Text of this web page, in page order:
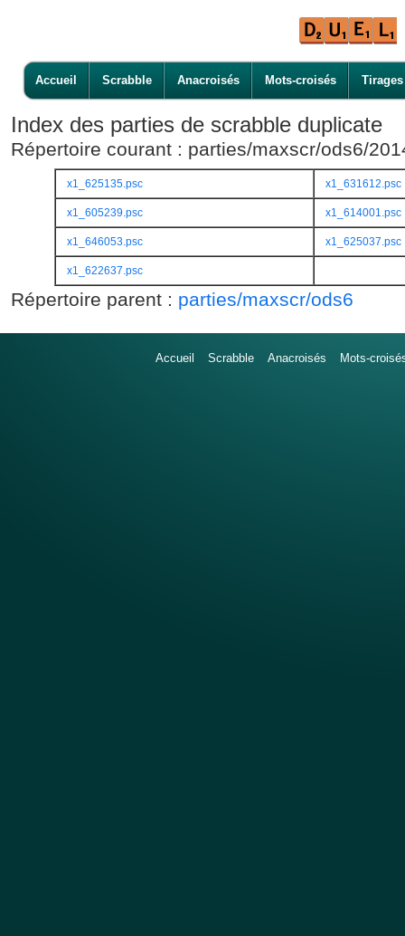
Accueil Scrabble Anacroisés Mots-croisés Tirages
Index des parties de scrabble duplicate
Répertoire courant : parties/maxscr/ods6/
x1_625135.psc x1_631612.psc
x1_605239.psc x1_614001.psc
x1_646053.psc x1_625037.psc
x1_622637.psc
Répertoire parent : parties/maxscr/ods6
Accueil Scrabble Anacroisés Mots-